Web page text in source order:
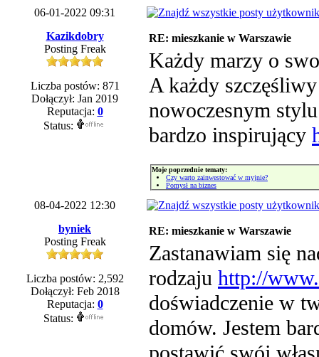
06-01-2022 09:31
Kazikdobry
Posting Freak
Liczba postów: 871
Dołączył: Jan 2019
Reputacja: 0
Status:
RE: mieszkanie w Warszawie
Każdy marzy o
A każdy
nowoczesnym
bardzo inspirujący
Moje poprzednie tematy:
Czy warto zainwestować w myjnie?
Pomysł na biznes
08-04-2022 12:30
byniek
Posting Freak
Liczba postów: 2,592
Dołączył: Feb 2018
Reputacja: 0
Status:
RE: mieszkanie w Warszawie
Zastanawiam się
rodzaju http://
doświadczenie w
domów. Jestem